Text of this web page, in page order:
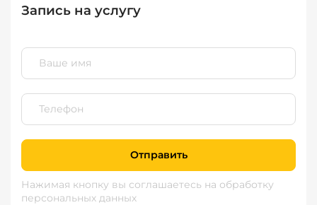
Запись на услугу
Отправить
Нажимая кнопку вы соглашаетесь на обработку
персональных данных